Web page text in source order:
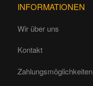
INFORMATIONEN
Wir über uns
Kontakt
Zahlungsmöglichkeiten